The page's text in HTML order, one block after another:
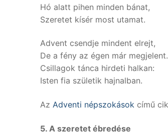
Hó alatt pihen minden bánat,
Szeretet kísér most utamat.
Advent csendje mindent elrejt,
De a fény az égen már megjelent.
Csillagok tánca hirdeti halkan:
Isten fia születik hajnalban.
Az Adventi népszokások című
5. A szeretet ébredése